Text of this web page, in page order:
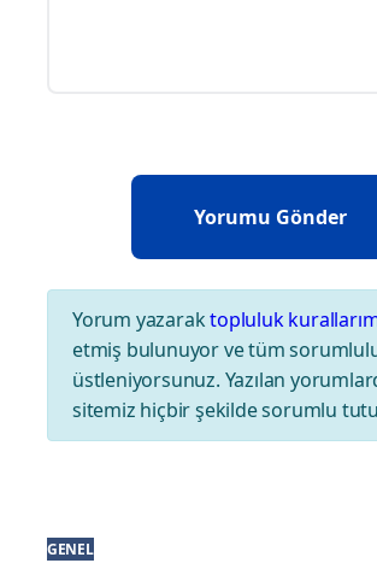
Yorum yazaraktopluluk
etmiş bulunuyor ve tüm
üstleniyorsunuz. Yazılan
sitemiz hiçbir şekilde sorumlu
GENEL